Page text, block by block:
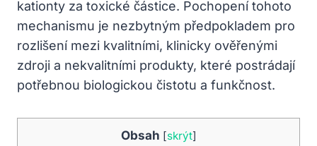
kationty za toxické částice. Pochopení tohoto
mechanismu je nezbytným předpokladem pro
rozlišení mezi kvalitními, klinicky ověřenými
zdroji a nekvalitními produkty, které postrádají
potřebnou biologickou čistotu a funkčnost.
Obsah [skrýt]